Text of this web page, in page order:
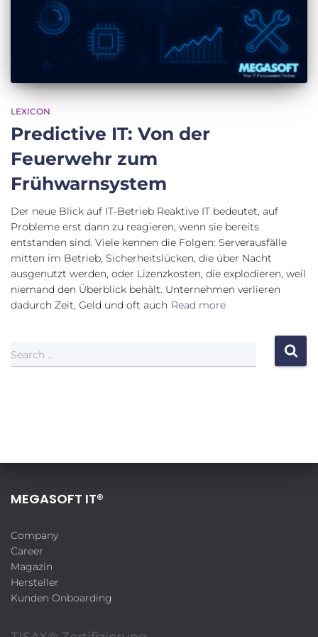
LEXICON
Predictive IT: Von der
Feuerwehr zum
Frühwarnsystem
Der neue Blick auf IT-Betrieb Reaktive IT bedeutet, auf
Probleme erst dann zu reagieren, wenn sie bereits
entstanden sind. Viele kennen die Folgen: Serverausfälle
mitten im Betrieb, Sicherheitslücken, die über Nacht
ausgenutzt werden, oder Lizenzkosten, die explodieren, weil
niemand den Überblick behält. Unternehmen verlieren
dadurch Zeit, Geld und oft auch Read more
Search …
MEGASOFT IT®
Company
Career
Magazin
Hersteller
Kunden Onboarding